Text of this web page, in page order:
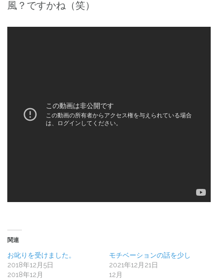
風？ですかね（笑）
関連
お叱りを受けました。
2018年12月5日
2018年12月
モチベーションの話を少し
2021年12月21日
12月